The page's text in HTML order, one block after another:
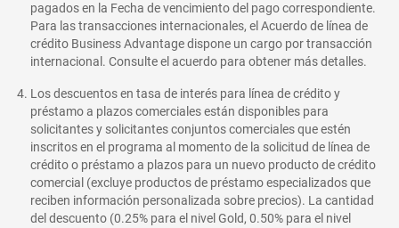
pagados en la Fecha de vencimiento del pago correspondiente.
Para las transacciones internacionales, el Acuerdo de línea de
crédito Business Advantage dispone un cargo por transacción
internacional. Consulte el acuerdo para obtener más detalles.
Los descuentos en tasa de interés para línea de crédito y
préstamo a plazos comerciales están disponibles para
solicitantes y solicitantes conjuntos comerciales que estén
inscritos en el programa al momento de la solicitud de línea de
crédito o préstamo a plazos para un nuevo producto de crédito
comercial (excluye productos de préstamo especializados que
reciben información personalizada sobre precios). La cantidad
del descuento (0.25% para el nivel Gold, 0.50% para el nivel